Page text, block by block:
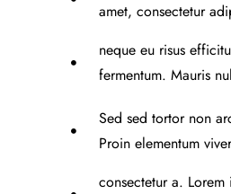
amet, consectetur
neque eu risus
fermentum. Mauris
Sed sed tortor non
Proin elementum
consectetur a.